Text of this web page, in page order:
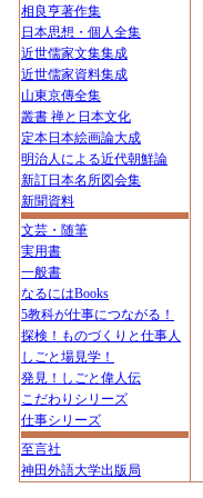
相良亨著作集
日本思想・個人全集
近世儒家文集集成
近世儒家資料集成
山東京傳全集
叢書 禅と日本文化
定本日本絵画論大成
明治人による近代朝鮮論
新訂日本名所図会集
新聞資料
文芸・随筆
実用書
一般書
なるにはBooks
5教科が仕事につながる！
探検！ものづくりと仕事人
しごと場見学！
発見！しごと偉人伝
こだわりシリーズ
仕事シリーズ
至言社
神田外語大学出版局